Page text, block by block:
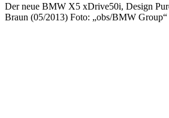
Der neue BMW X5 xDrive50i, Design
Braun (05/2013) Foto: „obs/BMW Group“